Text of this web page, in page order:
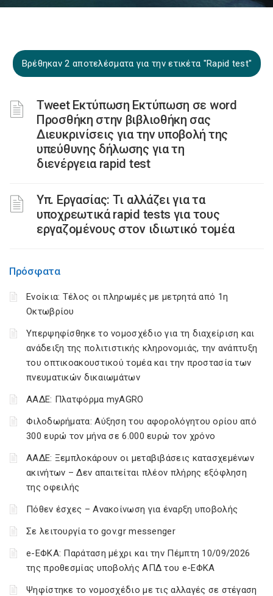
Βρέθηκαν 2 αποτελέσματα για την ετικέτα "Rapid test"
Tweet Εκτύπωση Εκτύπωση σε word
Προσθήκη στην βιβλιοθήκη σας
Διευκρινίσεις για την υποβολή της
υπεύθυνης δήλωσης για τη
διενέργεια rapid test
Υπ. Εργασίας: Τι αλλάζει για τα
υποχρεωτικά rapid tests για τους
εργαζομένους στον ιδιωτικό τομέα
Πρόσφατα
Ενοίκια: Τέλος οι πληρωμές με μετρητά από 1η
Οκτωβρίου
Υπερψηφίσθηκε το νομοσχέδιο για τη διαχείριση και
ανάδειξη της πολιτιστικής κληρονομιάς, την ανάπτυξη
του οπτικοακουστικού τομέα και την προστασία των
πνευματικών δικαιωμάτων
ΑΑΔΕ: Πλατφόρμα myAGRO
Φιλοδωρήματα: Αύξηση του αφορολόγητου ορίου από
300 ευρώ τον μήνα σε 6.000 ευρώ τον χρόνο
ΑΑΔΕ: Ξεμπλοκάρουν οι μεταβιβάσεις κατασχεμένων
ακινήτων – Δεν απαιτείται πλέον πλήρης εξόφληση
της οφειλής
Πόθεν έσχες – Ανακοίνωση για έναρξη υποβολής
Σε λειτουργία το gov.gr messenger
e-ΕΦΚΑ: Παράταση μέχρι και την Πέμπτη 10/09/2026
της προθεσμίας υποβολής ΑΠΔ του e-ΕΦΚΑ
Ψηφίστηκε το νομοσχέδιο με τις αλλαγές σε στέγαση